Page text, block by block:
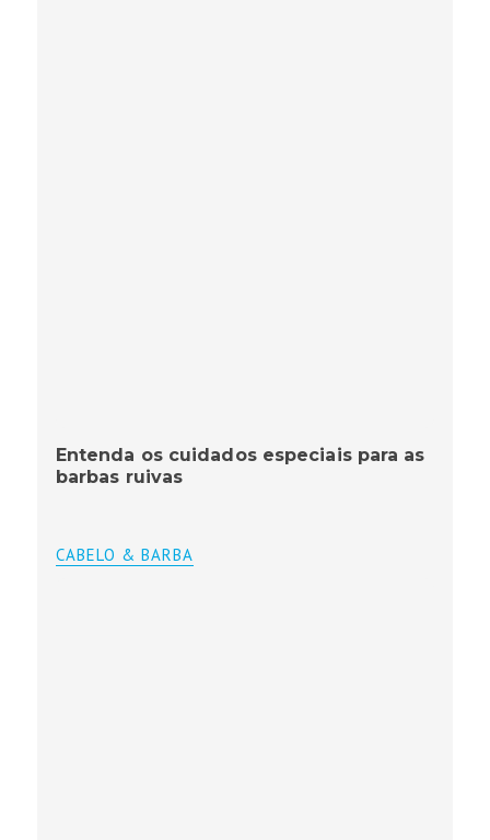
Entenda os cuidados especiais para as
barbas ruivas
CABELO & BARBA